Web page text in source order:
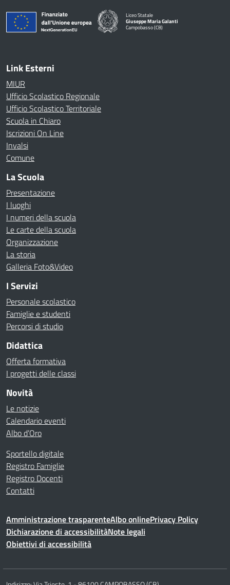
Liceo Statale
Giuseppe Maria Galanti
Campobasso (CB)
— Visita la pagina iniziale della scuola
Link Esterni
MIUR
Ufficio Scolastico Regionale
Ufficio Scolastico Territoriale
Scuola in Chiaro
Iscrizioni On Line
Invalsi
Comune
La Scuola
Presentazione
I luoghi
I numeri della scuola
Le carte della scuola
Organizzazione
La storia
Galleria Foto&Video
I Servizi
Personale scolastico
Famiglie e studenti
Percorsi di studio
Didattica
Offerta formativa
I progetti delle classi
Novità
Le notizie
Calendario eventi
Albo d’Oro
Sportello digitale
Registro Famiglie
Registro Docenti
Contatti
Amministrazione trasparenteAlbo onlinePrivacy Policy
Dichiarazione di accessibilitàNote legali
Obiettivi di accessibilità